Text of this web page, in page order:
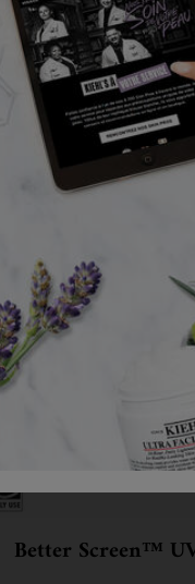
Better Screen™